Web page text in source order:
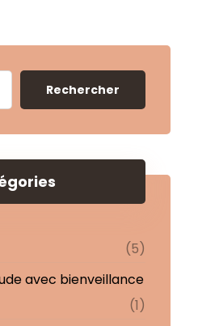
Rechercher
(5)
avec bienveillance
(1)